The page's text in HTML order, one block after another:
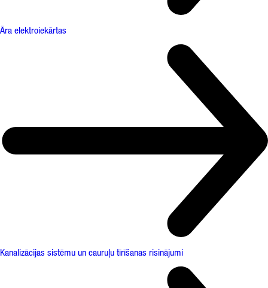
Āra elektroiekārtas
Kanalizācijas sistēmu un cauruļu tīrīšanas risinājumi